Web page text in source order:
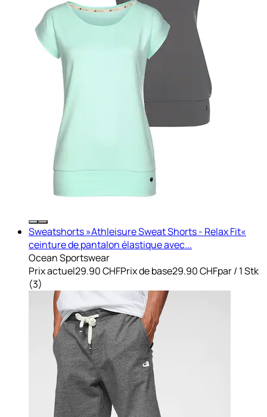
Sweatshorts »Athleisure Sweat Shorts - Relax Fit«
ceinture de pantalon élastique avec...
Ocean Sportswear
Prix actuel29.90 CHFPrix de base29.90 CHFpar/ 1 Stk
(3)